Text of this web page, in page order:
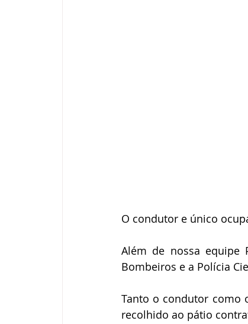
O condutor e único
Além de nossa equipe
Bombeiros e a Polícia
Tanto o condutor como
recolhido ao pátio